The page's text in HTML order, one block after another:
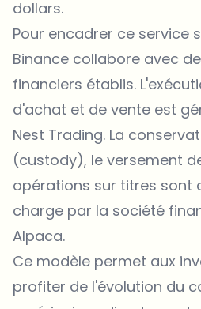
dollars.
Pour encadrer ce service
Binance collabore avec
financiers établis.
d'achat et de vente est
Nest Trading. La
(custody), le versement
opérations sur titres sont
charge par la société
Alpaca.
Ce modèle permet aux
profiter de l'évolution du